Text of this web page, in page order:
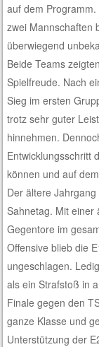
auf dem
zwei Mannschaften
überwiegend
Beide Teams
Spielfreude. Nach
Sieg im ersten
trotz sehr guter
hinnehmen.
Entwicklungsschritt
können und auf
Der ältere
Sahnetag. Mit einer
Gegentore im
Offensive blieb die
ungeschlagen.
als ein Strafstoß in
Finale gegen den
ganze Klasse und
Unterstützung der